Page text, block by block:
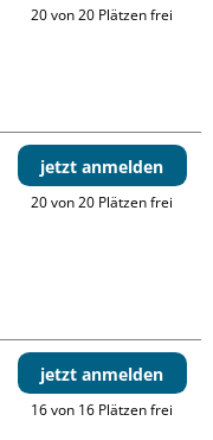
20 von 20 Plätzen frei
jetzt anmelden
20 von 20 Plätzen frei
jetzt anmelden
16 von 16 Plätzen frei